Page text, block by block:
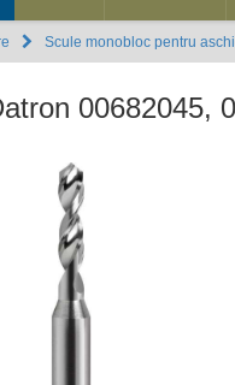
Scule monobloc pentru
00682045,